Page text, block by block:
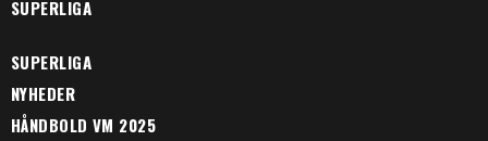
SUPERLIGA
SUPERLIGA
NYHEDER
HÅNDBOLD VM 2025